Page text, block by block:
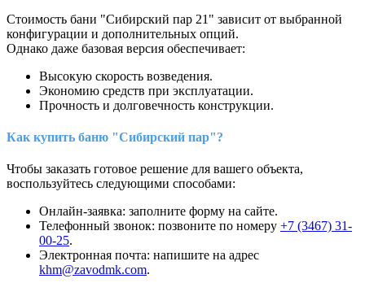
Стоимость бани "Сибирский пар 21" зависит от выбранной
конфигурации и дополнительных опций.
Однако даже базовая версия обеспечивает:
Высокую скорость возведения.
Экономию средств при эксплуатации.
Прочность и долговечность конструкции.
Как купить баню "Сибирский пар"?
Чтобы заказать готовое решение для вашего объекта,
воспользуйтесь следующими способами:
Онлайн-заявка: заполните форму на сайте.
Телефонный звонок: позвоните по номеру +7 (3467) 31-
00-25.
Электронная почта: напишите на адрес
khm@zavodmk.com.